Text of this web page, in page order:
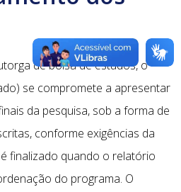
de bolsa de estudos, o
se compromete a apresentar
da pesquisa, sob a forma de
conforme exigências da
finalizado quando o relatório
do programa. O